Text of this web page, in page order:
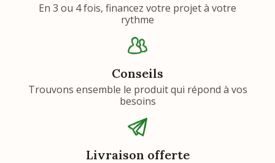
En 3 ou 4 fois, financez votre projet à votre
rythme
Conseils
Trouvons ensemble le produit qui répond à vos
besoins
Livraison offerte